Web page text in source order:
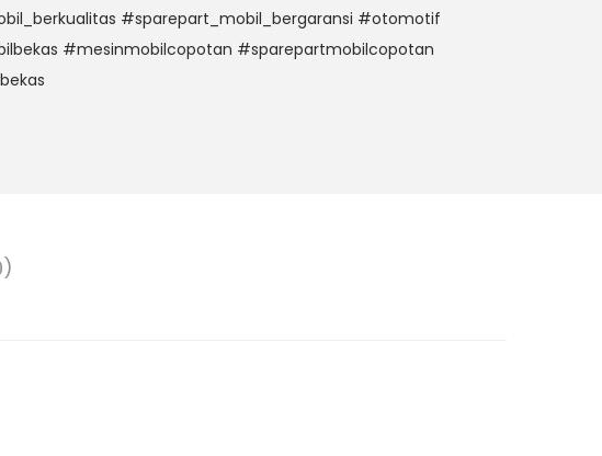
#sparepart_mobil_bergaransi #otomotif
#mesinmobilcopotan #sparepartmobilcopotan